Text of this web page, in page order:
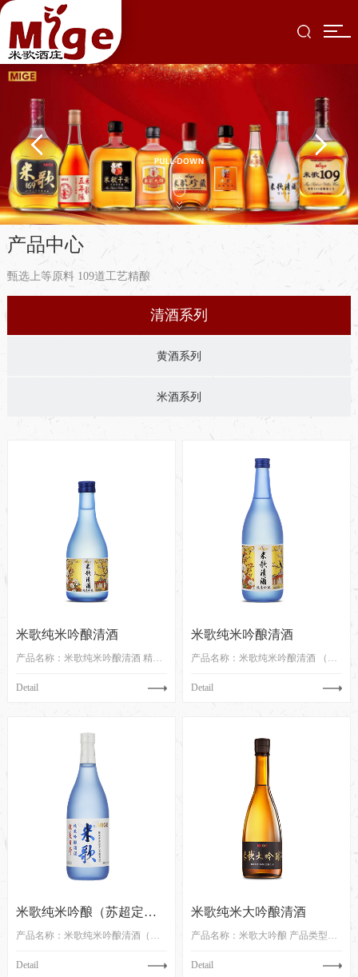
产品中心
甄选上等原料 109道工艺精酿
清酒系列
黄酒系列
米酒系列
米歌纯米吟酿清酒
产品名称：米歌纯米吟酿清酒 精米步合55...
Detail
米歌纯米吟酿清酒
产品名称：米歌纯米吟酿清酒 （精米步合5...
Detail
米歌纯米吟酿（苏超定制版）
Detail
米歌纯米大吟酿清酒
Detail